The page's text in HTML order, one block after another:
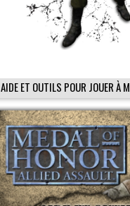
AIDE ET OUTILS POUR JOUER À